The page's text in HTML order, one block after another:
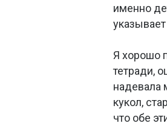
именно
Я хорошо
тетради,
надевала
кукол,
что обе